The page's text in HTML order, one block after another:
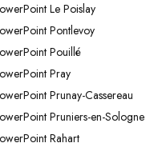
Le Poislay
Pontlevoy
Pouillé
Pray
Prunay-Cassereau
Pruniers-en-Sologne
Rahart